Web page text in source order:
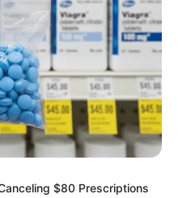
$80 Prescriptions